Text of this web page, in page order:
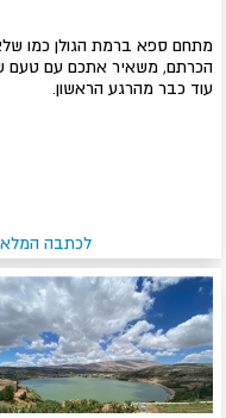
מתחם ספא ברמת הגולן כמו
הכרתם, משאיר אתכם עם טעם
עוד כבר מהרגע הראשון.
לכתבה